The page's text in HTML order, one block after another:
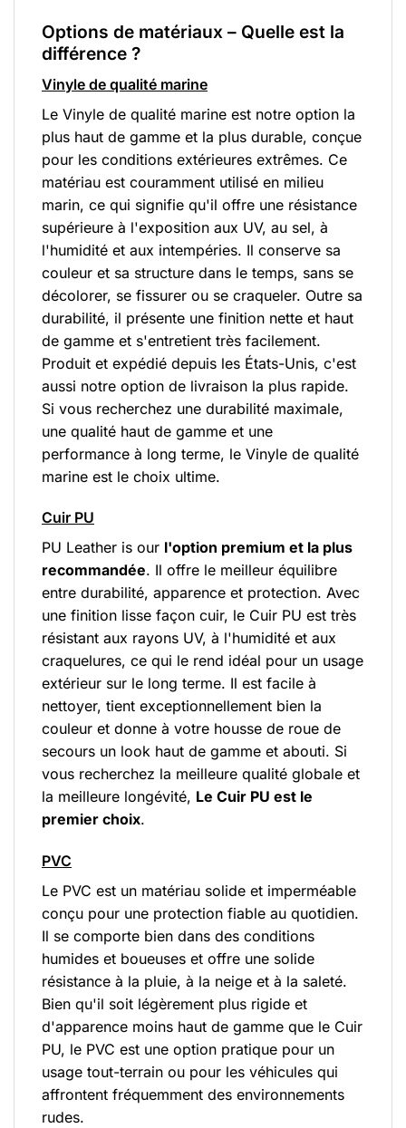
Options de matériaux – Quelle est la
différence ?
Vinyle de qualité marine
Le Vinyle de qualité marine est notre option la
plus haut de gamme et la plus durable, conçue
pour les conditions extérieures extrêmes. Ce
matériau est couramment utilisé en milieu
marin, ce qui signifie qu'il offre une résistance
supérieure à l'exposition aux UV, au sel, à
l'humidité et aux intempéries. Il conserve sa
couleur et sa structure dans le temps, sans se
décolorer, se fissurer ou se craqueler. Outre sa
durabilité, il présente une finition nette et haut
de gamme et s'entretient très facilement.
Produit et expédié depuis les États-Unis, c'est
aussi notre option de livraison la plus rapide.
Si vous recherchez une durabilité maximale,
une qualité haut de gamme et une
performance à long terme, le Vinyle de qualité
marine est le choix ultime.
Cuir PU
PU Leather is our l'option premium et la plus
recommandée. Il offre le meilleur équilibre
entre durabilité, apparence et protection. Avec
une finition lisse façon cuir, le Cuir PU est très
résistant aux rayons UV, à l'humidité et aux
craquelures, ce qui le rend idéal pour un usage
extérieur sur le long terme. Il est facile à
nettoyer, tient exceptionnellement bien la
couleur et donne à votre housse de roue de
secours un look haut de gamme et abouti. Si
vous recherchez la meilleure qualité globale et
la meilleure longévité, Le Cuir PU est le
premier choix.
PVC
Le PVC est un matériau solide et imperméable
conçu pour une protection fiable au quotidien.
Il se comporte bien dans des conditions
humides et boueuses et offre une solide
résistance à la pluie, à la neige et à la saleté.
Bien qu'il soit légèrement plus rigide et
d'apparence moins haut de gamme que le Cuir
PU, le PVC est une option pratique pour un
usage tout-terrain ou pour les véhicules qui
affrontent fréquemment des environnements
rudes.